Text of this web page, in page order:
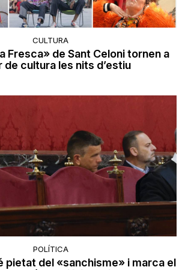
CULTURA
Fresca» de Sant Celoni tornen a
de cultura les nits d’estiu
POLÍTICA
pietat del «sanchisme» i marca el